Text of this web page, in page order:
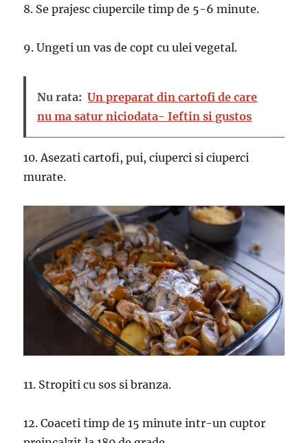
8. Se prajesc ciupercile timp de 5-6 minute.
9. Ungeti un vas de copt cu ulei vegetal.
Nu rata: Un preparat din cartofi de care
nu ma satur niciodata- Ieftin si gustos
10. Asezati cartofi, pui, ciuperci si ciuperci
murate.
11. Stropiti cu sos si branza.
12. Coaceti timp de 15 minute intr-un cuptor